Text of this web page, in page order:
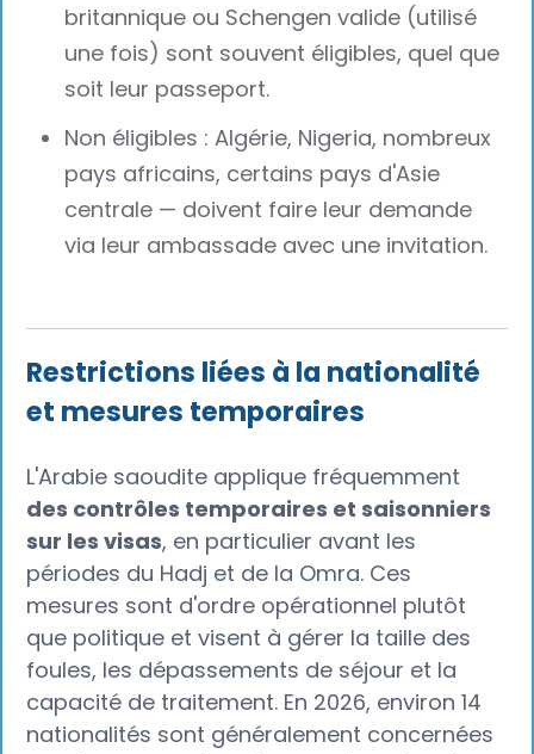
britannique ou Schengen valide (utilisé
une fois) sont souvent éligibles, quel que
soit leur passeport.
Non éligibles : Algérie, Nigeria, nombreux
pays africains, certains pays d'Asie
centrale — doivent faire leur demande
via leur ambassade avec une invitation.
Restrictions liées à la nationalité
et mesures temporaires
L'Arabie saoudite applique fréquemment
des contrôles temporaires et saisonniers
sur les visas, en particulier avant les
périodes du Hadj et de la Omra. Ces
mesures sont d'ordre opérationnel plutôt
que politique et visent à gérer la taille des
foules, les dépassements de séjour et la
capacité de traitement. En 2026, environ 14
nationalités sont généralement concernées